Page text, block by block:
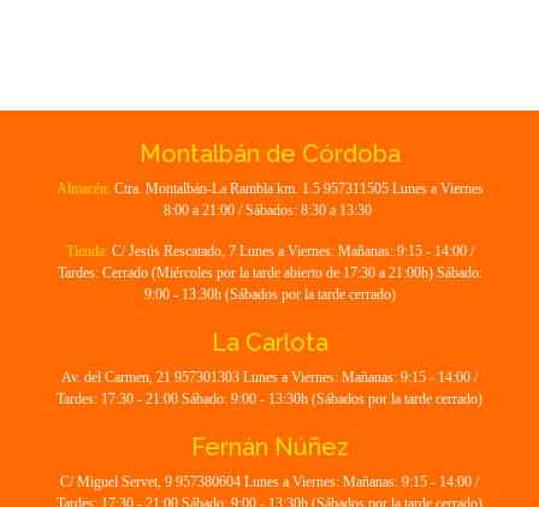
Montalbán de Córdoba
Almacén: Ctra. Montalbán-La Rambla km. 1.5 957311505 Lunes a Viernes
8:00 a 21:00 / Sábados: 8:30 a 13:30
Tienda: C/ Jesús Rescatado, 7 Lunes a Viernes: Mañanas: 9:15 - 14:00 /
Tardes: Cerrado (Miércoles por la tarde abierto de 17:30 a 21:00h) Sábado:
9:00 - 13:30h (Sábados por la tarde cerrado)
La Carlota
Av. del Carmen, 21 957301303 Lunes a Viernes: Mañanas: 9:15 - 14:00 /
Tardes: 17:30 - 21:00 Sábado: 9:00 - 13:30h (Sábados por la tarde cerrado)
Fernán Núñez
C/ Miguel Servet, 9 957380604 Lunes a Viernes: Mañanas: 9:15 - 14:00 /
Tardes: 17:30 - 21:00 Sábado: 9:00 - 13:30h (Sábados por la tarde cerrado)